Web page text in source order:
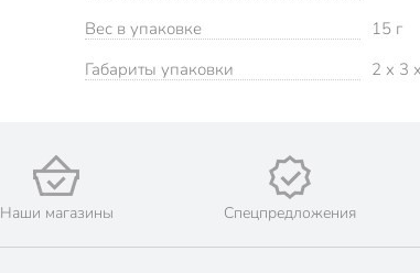
Вес в упаковке
15 г
Габариты упаковки
2 x 3
Наши магазины Спецпредложения